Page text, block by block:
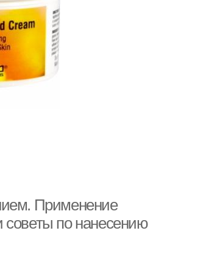
Применение
советы по нанесению